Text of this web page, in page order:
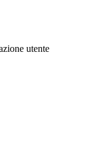
utente